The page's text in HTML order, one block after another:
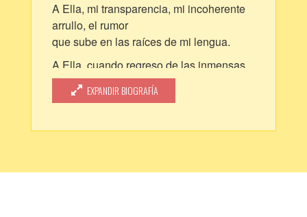
A Ella, mi transparencia, mi incoherente
arrullo, el rumor
que sube en las raíces de mi lengua.
A Ella, cuando regreso de las inmensas
naves que hay en
el cuerpo huraño con un sol inmóvil.
EXPANDIR BIOGRAFÍA